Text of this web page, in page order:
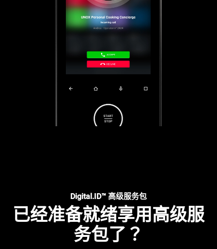
Digital.ID™ 高级服务包
已经准备就绪享用高级服
务包了？